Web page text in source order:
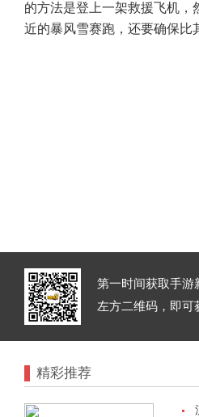
的方法是登上一架救援飞机
近的暴风雪赛跑，还要确保比
第一时间获取手游
左方二维码，即可
精彩推荐